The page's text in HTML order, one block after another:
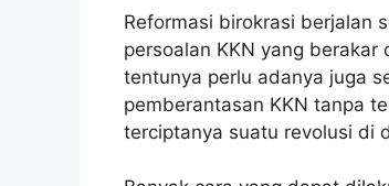
Reformasi birokrasi berjalan
persoalan KKN yang
tentunya perlu adanya juga
pemberantasan KKN tanpa
terciptanya suatu revolusi di